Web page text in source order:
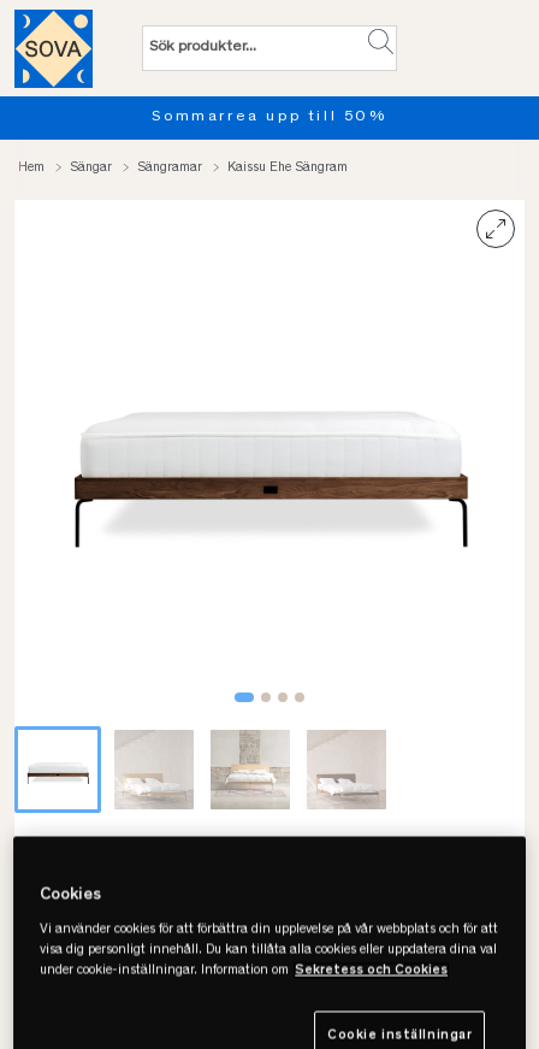
Provsov upp till 100 nätter.
Hem Sängar Sängramar Kaissu Ehe Sängram
Ehe Sängram
• FSC Certifierat trä
• Minimalistisk design
Cookies
Vi använder cookies för att förbättra din upplevelse på vår webbplats och för att
visa dig personligt innehåll. Du kan tillåta alla cookies eller uppdatera dina val
under cookie-inställningar. Information om Sekretess och Cookies
Cookie inställningar